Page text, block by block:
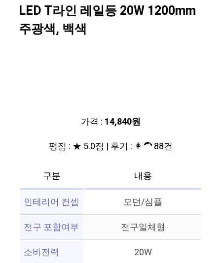
LED T라인 레일등 20W 1200mm
주광색, 백색
가격 : 14,840원
평점 : ★ 5.0점 | 후기 : 👩‍🦱 88건
구분
내용
인테리어 컨셉
모던/심플
전구 포함여부
전구일체형
소비전력
20W